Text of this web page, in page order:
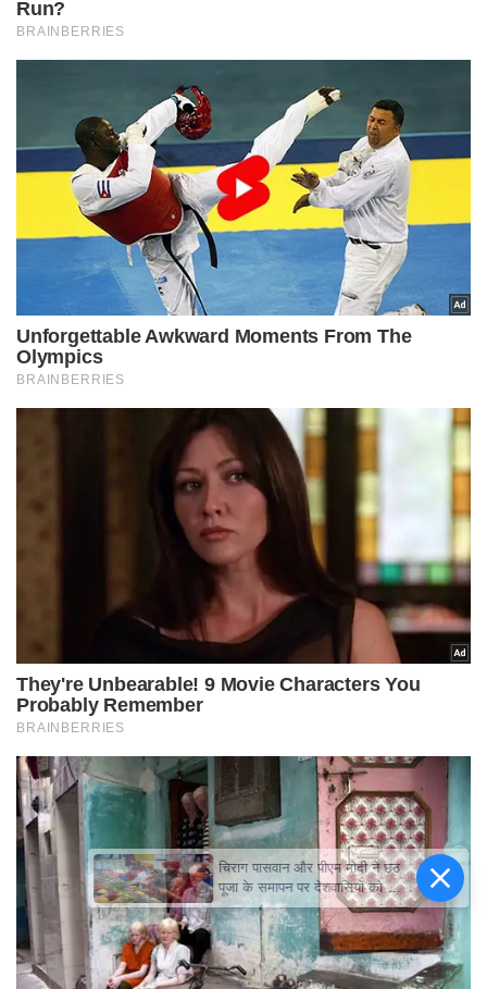
चिराग पासवान और पीएम मोदी ने छठ
पूजा के समापन पर देशवासियों को दी
शुभकामनाएं, छठी मैया से देश की
समृद्धि की कामना की